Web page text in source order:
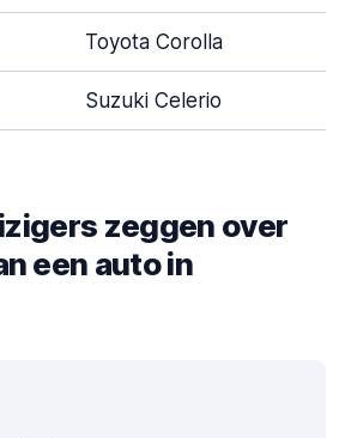
Toyota Corolla
Suzuki Celerio
zeggen over
een auto in